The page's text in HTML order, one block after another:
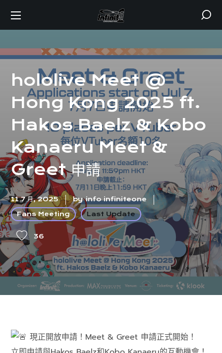
hololive Meet @
Hong Kong 2025 ft.
Hakos Baelz & Kobo
Kanaeru Meet &
Greet 申請
11 7 月, 2025 byinfo infiniteone
Fans Meeting
Last Update
36
現正開放申請！Meet & Greet 申請正式開始！